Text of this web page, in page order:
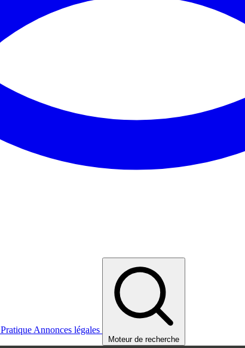
Pratique Annonces légales
Moteur de recherche